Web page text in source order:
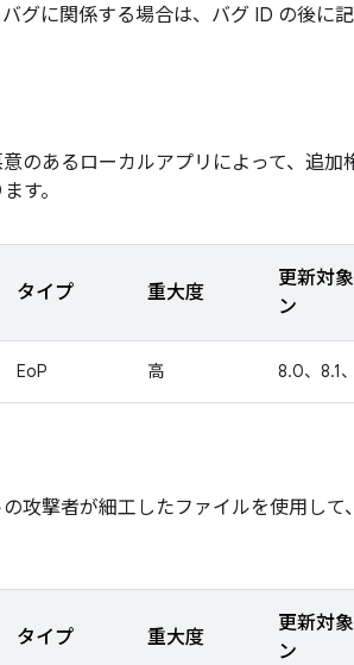
グに関係する場合は、バグ ID の後に
のあるローカルアプリによって、追加
す。
タイプ 重大度
更新対
ン
EoP 高 8.0、8.1
攻撃者が細工したファイルを使用して
タイプ 重大度
更新対
ン